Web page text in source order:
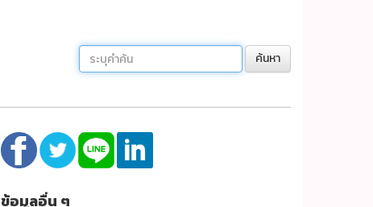
ค้นหา
ข้อมูลอื่น ๆ